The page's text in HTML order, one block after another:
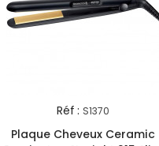
Réf : S1370
Plaque Cheveux Ceramic